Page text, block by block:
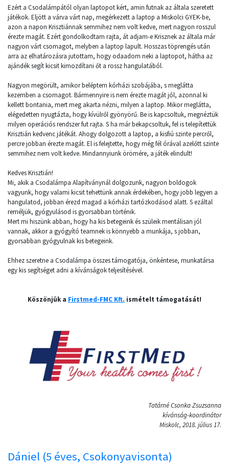
Ezért a Csodalámpától olyan laptopot kért, amin futnak az általa szeretett
játékok. Eljött a várva várt nap, megérkezett a laptop a Miskolci GYEK-be,
azon a napon Krisztiánnak semmihez nem volt kedve, mert nagyon rosszul
érezte magát. Ezért gondolkodtam rajta, át adjam-e Krisznek az általa már
nagyon várt csomagot, melyben a laptop lapult. Hosszas töprengés után
arra az elhatározásra jutottam, hogy odaadom neki a laptopot, hátha az
ajándék segít kicsit kimozdítani őt a rossz hangulatából.
Nagyon megörült, amikor beléptem kórházi szobájába, s meglátta
kezemben a csomagot. Bármennyire is nem érezte magát jól, azonnal ki
kellett bontania, mert meg akarta nézni, milyen a laptop. Mikor meglátta,
elégedetten nyugtázta, hogy kívülről gyönyörű. Be is kapcsoltuk, megnéztük
milyen operációs rendszer fut rajta. S ha már bekapcsoltuk, fel is telepítettük
Krisztián kedvenc játékát. Ahogy dolgozott a laptop, a kisfiú szinte percről,
percre jobban érezte magát. El is felejtette, hogy még fél órával azelőtt szinte
semmihez nem volt kedve. Mindannyiunk örömére, a játék elindult!
Kedves Krisztián!
Mi, akik a Csodalámpa Alapítványnál dolgozunk, nagyon boldogok
vagyunk, hogy valami kicsit tehettünk annak érdekében, hogy jobb legyen a
hangulatod, jobban érezd magad a kórházi tartózkodásod alatt. S ezáltal
reméljük, gyógyulásod is gyorsabban történik.
Mert mi hiszünk abban, hogy ha kis betegeink és szüleik mentálisan jól
vannak, akkor a gyógyító teamnek is könnyebb a munkája, s jobban,
gyorsabban gyógyulnak kis betegeink.
Ehhez szeretne a Csodalámpa összes támogatója, önkéntese, munkatársa
egy kis segítséget adni a kívánságok teljesítésével.
Köszönjük a Firstmed-FMC Kft. ismételt támogatását!
Tatárné Csonka Zsuzsanna
kívánság-koordinátor
Miskolc, 2018. július 17.
Dániel (5 éves, Csokonyavisonta)